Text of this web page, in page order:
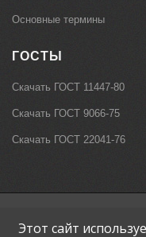
Основные термины
ГОСТЫ
Скачать ГОСТ 11447-80
Скачать ГОСТ 9066-75
Скачать ГОСТ 22041-76
Этот сайт